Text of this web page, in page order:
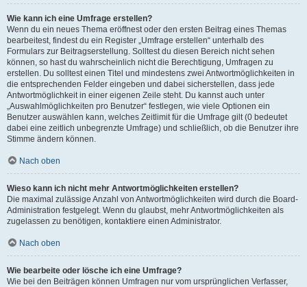
Wie kann ich eine Umfrage erstellen?
Wenn du ein neues Thema eröffnest oder den ersten Beitrag eines Themas
bearbeitest, findest du ein Register „Umfrage erstellen“ unterhalb des
Formulars zur Beitragserstellung. Solltest du diesen Bereich nicht sehen
können, so hast du wahrscheinlich nicht die Berechtigung, Umfragen zu
erstellen. Du solltest einen Titel und mindestens zwei Antwortmöglichkeiten in
die entsprechenden Felder eingeben und dabei sicherstellen, dass jede
Antwortmöglichkeit in einer eigenen Zeile steht. Du kannst auch unter
„Auswahlmöglichkeiten pro Benutzer“ festlegen, wie viele Optionen ein
Benutzer auswählen kann, welches Zeitlimit für die Umfrage gilt (0 bedeutet
dabei eine zeitlich unbegrenzte Umfrage) und schließlich, ob die Benutzer ihre
Stimme ändern können.
Nach oben
Wieso kann ich nicht mehr Antwortmöglichkeiten erstellen?
Die maximal zulässige Anzahl von Antwortmöglichkeiten wird durch die Board-
Administration festgelegt. Wenn du glaubst, mehr Antwortmöglichkeiten als
zugelassen zu benötigen, kontaktiere einen Administrator.
Nach oben
Wie bearbeite oder lösche ich eine Umfrage?
Wie bei den Beiträgen können Umfragen nur vom ursprünglichen Verfasser,